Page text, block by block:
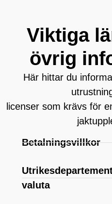
Viktiga
övrig
Här hittar du
licenser som krävs för
Betalningsvillkor
valuta